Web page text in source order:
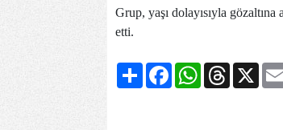
Grup, yaşı dolayısıyla
etti.
Share FacebookWhatsAppThreads
X